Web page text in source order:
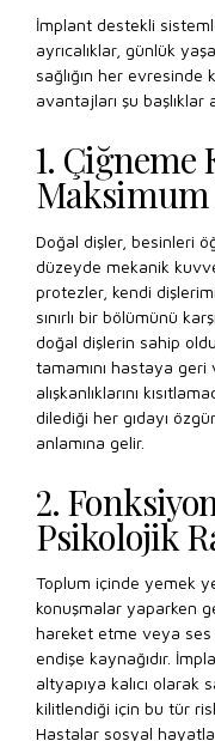
İmplant destekli
ayrıcalıklar, günlük
sağlığın her evresinde
avantajları şu başlıklar
1. Çiğneme
Maksimum
Doğal dişler, besinleri
düzeyde mekanik
protezler, kendi
sınırlı bir bölümünü
doğal dişlerin sahip
tamamını hastaya
alışkanlıklarını
dilediği her gıdayı
anlamına gelir.
2.
Psikolojik
Toplum içinde yemek
konuşmalar yaparken
hareket etme veya ses
endişe kaynağıdır.
altyapıya kalıcı
kilitlendiği için bu tür
Hastalar sosyal